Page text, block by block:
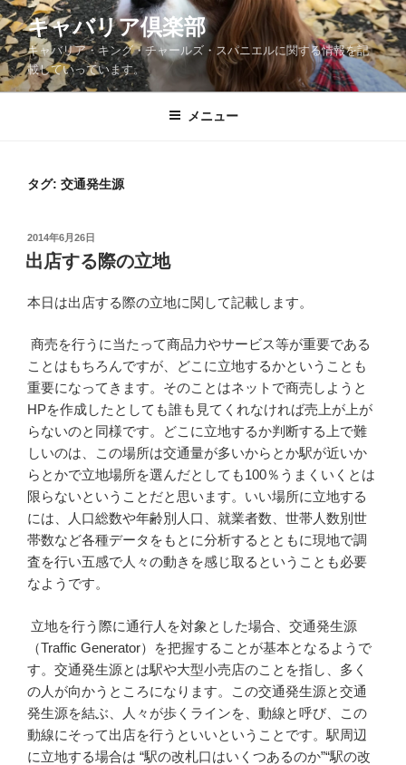
コ
ン
テ
ン
ツ
キャバリア倶楽部
キャバリア・キング・チャールズ・スパニエルに関する情報を記
載していっています。
メニュー
タグ: 交通発生源
投
稿
日:
2014年6月26日
出店する際の立地
本日は出店する際の立地に関して記載します。
商売を行うに当たって商品力やサービス等が重要である
ことはもちろんですが、どこに立地するかということも
重要になってきます。そのことはネットで商売しようと
HPを作成したとしても誰も見てくれなければ売上が上が
らないのと同様です。どこに立地するか判断する上で難
しいのは、この場所は交通量が多いからとか駅が近いか
らとかで立地場所を選んだとしても100％うまくいくとは
限らないということだと思います。いい場所に立地する
には、人口総数や年齢別人口、就業者数、世帯人数別世
帯数など各種データをもとに分析するとともに現地で調
査を行い五感で人々の動きを感じ取るということも必要
なようです。
立地を行う際に通行人を対象とした場合、交通発生源
（Traffic Generator）を把握することが基本となるようで
す。交通発生源とは駅や大型小売店のことを指し、多く
の人が向かうところになります。この交通発生源と交通
発生源を結ぶ、人々が歩くラインを、動線と呼び、この
動線にそって出店を行うといいということです。駅周辺
に立地する場合は “駅の改札口はいくつあるのか”“駅の改